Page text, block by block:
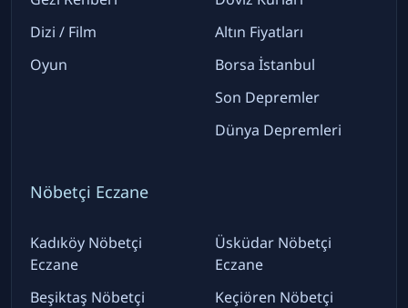
Dizi / Film
Oyun
Altın Fiyatları
Borsa İstanbul
Son Depremler
Dünya Depremleri
Nöbetçi Eczane
Kadıköy Nöbetçi
Eczane
Beşiktaş Nöbetçi
Üsküdar Nöbetçi
Eczane
Keçiören Nöbetçi